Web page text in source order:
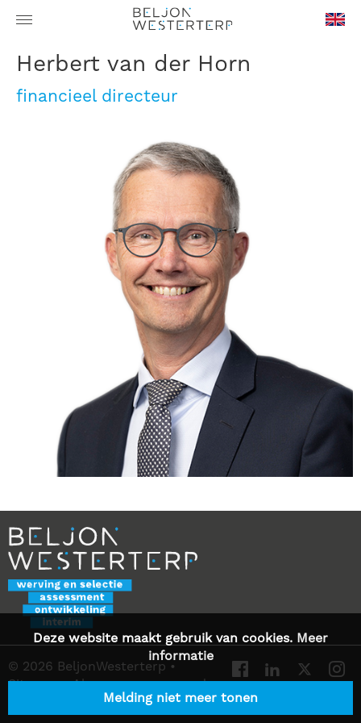
Deze website maakt gebruik van cookies. Meer
informatie
Melding niet meer tonen
Herbert van der Horn
financieel directeur
© 2026 BeljonWesterterp •
Sitemap• Algemene voorwaarden
Privacy Statement• Contact